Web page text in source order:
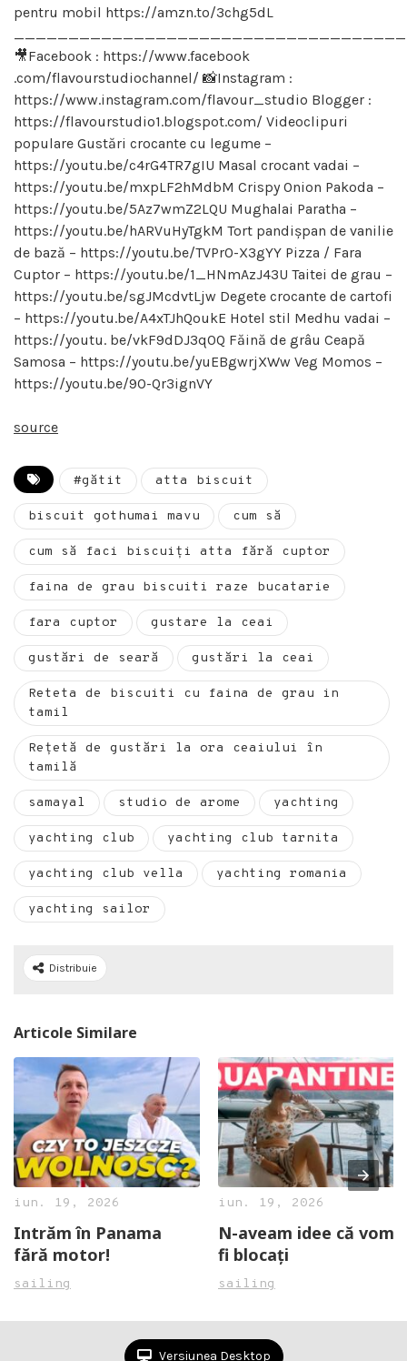
pentru mobil https://amzn.to/3chg5dL
🎥Facebook : https://www.facebook
.com/flavourstudiochannel/ 📸Instagram :
https://www.instagram.com/flavour_studio Blogger :
https://flavourstudio1.blogspot.com/ Videoclipuri
populare Gustări crocante cu legume –
https://youtu.be/c4rG4TR7gIU Masal crocant vadai –
https://youtu.be/mxpLF2hMdbM Crispy Onion Pakoda –
https://youtu.be/5Az7wmZ2LQU Mughalai Paratha –
https://youtu.be/hARVuHyTgkM Tort pandișpan de vanilie
de bază – https://youtu.be/TVPr0-X3gYY Pizza / Fara
Cuptor – https://youtu.be/1_HNmAzJ43U Taitei de grau –
https://youtu.be/sgJMcdvtLjw Degete crocante de cartofi
– https://youtu.be/A4xTJhQoukE Hotel stil Medhu vadai –
https://youtu. be/vkF9dDJ3q0Q Făină de grâu Ceapă
Samosa – https://youtu.be/yuEBgwrjXWw Veg Momos –
https://youtu.be/9O-Qr3ignVY
source
#gătit atta biscuit
biscuit gothumai mavu cum să
cum să faci biscuiți atta fără cuptor
faina de grau biscuiti raze bucatarie
fara cuptor gustare la ceai
gustări de seară gustări la ceai
Reteta de biscuiti cu faina de grau in
tamil
Rețetă de gustări la ora ceaiului în
tamilă
samayal studio de arome yachting
yachting club yachting club tarnita
yachting club vella yachting romania
yachting sailor
Distribuie
Articole Similare
iun. 19, 2026
Intrăm în Panama
fără motor!
sailing
iun. 19, 2026
N-aveam idee că vom
fi blocați
sailing
Versiunea Desktop